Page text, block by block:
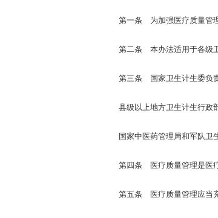
第一条 为加强医疗质量管理
第二条 本办法适用于各级卫
第三条 国家卫生计生委负责
县级以上地方卫生计生行政部
国家中医药管理局和军队卫生
第四条 医疗质量管理是医疗
第五条 医疗质量管理应当充